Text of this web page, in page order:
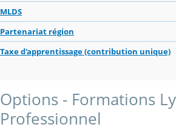
MLDS
Partenariat région
Taxe d'apprentissage (contribution unique)
Options - Formations
Professionnel